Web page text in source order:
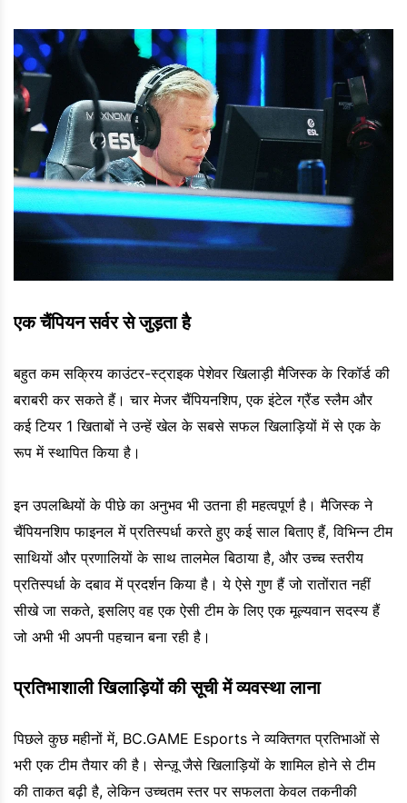
एक चैंपियन सर्वर से जुड़ता है
बहुत कम सक्रिय काउंटर-स्ट्राइक पेशेवर खिलाड़ी मैजिस्क के रिकॉर्ड की
बराबरी कर सकते हैं। चार मेजर चैंपियनशिप, एक इंटेल ग्रैंड स्लैम और
कई टियर 1 खिताबों ने उन्हें खेल के सबसे सफल खिलाड़ियों में से एक के
रूप में स्थापित किया है।
इन उपलब्धियों के पीछे का अनुभव भी उतना ही महत्वपूर्ण है। मैजिस्क ने
चैंपियनशिप फाइनल में प्रतिस्पर्धा करते हुए कई साल बिताए हैं, विभिन्न टीम
साथियों और प्रणालियों के साथ तालमेल बिठाया है, और उच्च स्तरीय
प्रतिस्पर्धा के दबाव में प्रदर्शन किया है। ये ऐसे गुण हैं जो रातोंरात नहीं
सीखे जा सकते, इसलिए वह एक ऐसी टीम के लिए एक मूल्यवान सदस्य हैं
जो अभी भी अपनी पहचान बना रही है।
प्रतिभाशाली खिलाड़ियों की सूची में व्यवस्था लाना
पिछले कुछ महीनों में, BC.GAME Esports ने व्यक्तिगत प्रतिभाओं से
भरी एक टीम तैयार की है। सेन्ज़ू जैसे खिलाड़ियों के शामिल होने से टीम
की ताकत बढ़ी है, लेकिन उच्चतम स्तर पर सफलता केवल तकनीकी